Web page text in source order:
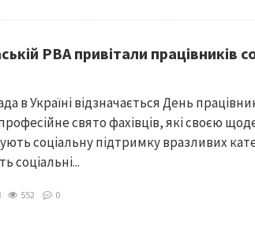
РВА привітали працівників
в Україні відзначається День
свято фахівців, які своєю
соціальну підтримку вразливих
соціальні...
552 0